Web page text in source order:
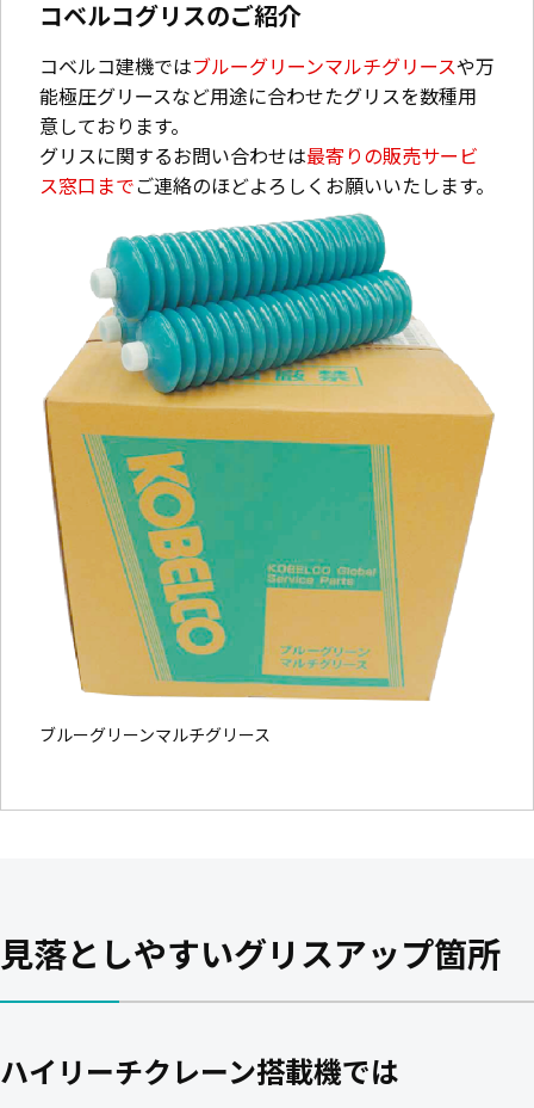
ブルーグリーンマルチグリース
コベルコグリスのご紹介
コベルコ建機ではブルーグリーンマルチグリースや万
能極圧グリースなど用途に合わせたグリスを数種用
意しております。
グリスに関するお問い合わせは最寄りの販売サービ
ス窓口までご連絡のほどよろしくお願いいたします。
見落としやすいグリスアップ箇所
ハイリーチクレーン搭載機では